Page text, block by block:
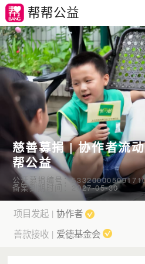
帮帮公益
慈善募捐 | 协作者流
帮公益
公开募捐编号：
备案到期时间：2027-05-30
项目发起 | 协作者
善款接收 | 爱德基金会